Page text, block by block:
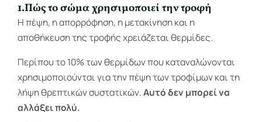
1.Πώς το σώμα χρησιμοποιεί την τροφή
Η πέψη, η απορρόφηση, η μετακίνηση και η
αποθήκευση της τροφής χρειάζεται θερμίδες.
Περίπου το 10% των θερμίδων που καταναλώνονται
χρησιμοποιούνται για την πέψη των τροφίμων και τη
λήψη θρεπτικών συστατικών.Αυτό δεν μπορεί να
αλλάξει πολύ.